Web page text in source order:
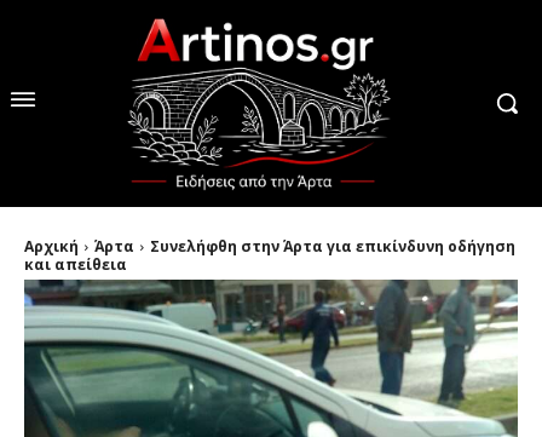
Αρχική Άρτα
Συνελήφθη στην Άρτα για επικίνδυνη οδήγηση
και απείθεια